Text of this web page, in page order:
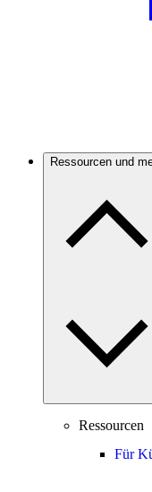
Ressourcen und
Ressourcen
Für